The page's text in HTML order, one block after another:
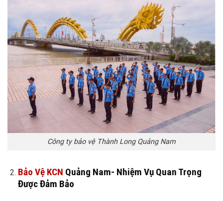
Công ty bảo vệ Thành Long Quảng Nam
Bảo Vệ KCN Quảng Nam- Nhiệm Vụ Quan Trọng
Được Đảm Bảo